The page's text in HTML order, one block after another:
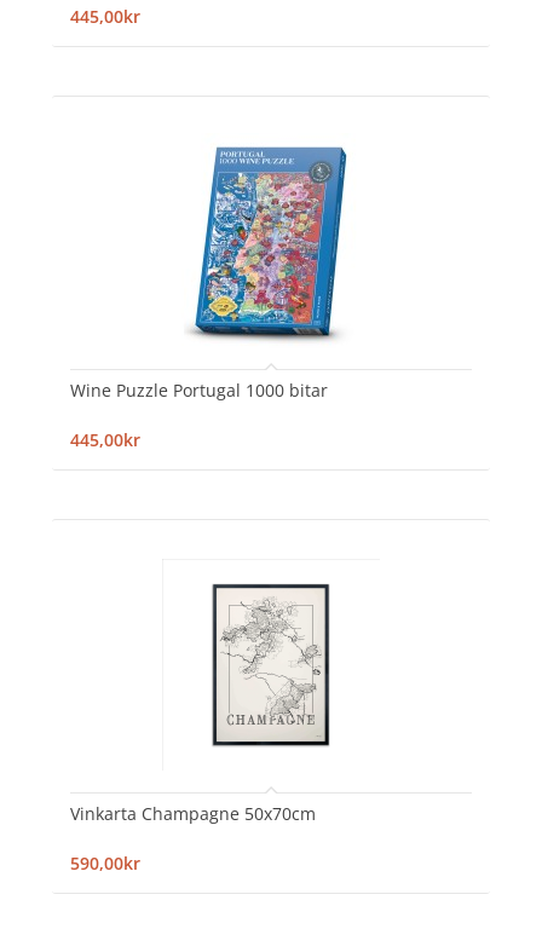
445,00kr
Wine Puzzle Portugal 1000 bitar
445,00kr
Vinkarta Champagne 50x70cm
590,00kr